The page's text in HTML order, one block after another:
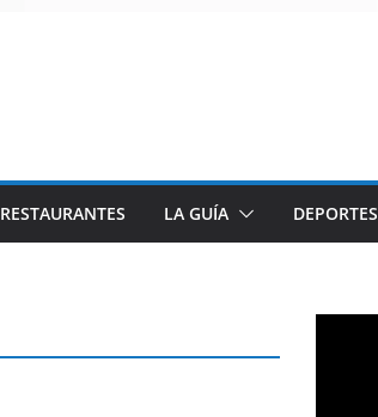
RESTAURANTES LA GUÍA DEPORTES